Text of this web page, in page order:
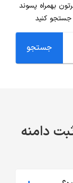
بهمراه پسوند
دامنه